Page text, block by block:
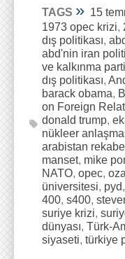
TAGS » 15
1973 opec krizi,
dış politikası,
abd'nin iran
ve kalkınma
dış politikası,
barack obama,
on Foreign
donald trump,
nükleer
arabistan
manset, mike
NATO, opec,
üniversitesi, pyd,
400, s400,
suriye krizi,
dünyası, Türk-
siyaseti, türkiye